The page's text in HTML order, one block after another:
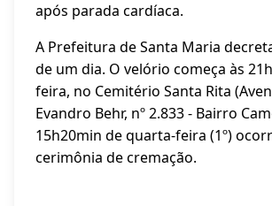
após parada cardíaca.
A Prefeitura de Santa Maria
de um dia. O velório começa às
feira, no Cemitério Santa Rita
Evandro Behr, nº 2.833 - Bairro
15h20min de quarta-feira (1º)
cerimônia de cremação.